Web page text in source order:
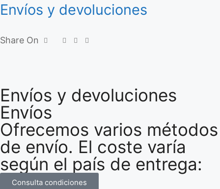
Envíos y devoluciones
Share On
Envíos y devoluciones
Envíos
Ofrecemos varios métodos
de envío. El coste varía
según el país de entrega:
Consulta condiciones